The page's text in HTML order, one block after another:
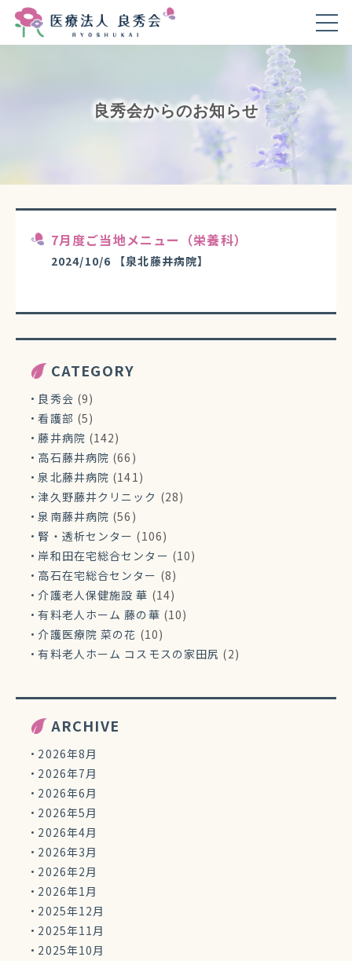
良秀会からのお知らせ
7月度ご当地メニュー（栄養科）
2024/10/6 【泉北藤井病院】
CATEGORY
良秀会 (9)
看護部 (5)
藤井病院 (142)
高石藤井病院 (66)
泉北藤井病院 (141)
津久野藤井クリニック (28)
泉南藤井病院 (56)
腎・透析センター (106)
岸和田在宅総合センター (10)
高石在宅総合センター (8)
介護老人保健施設 華 (14)
有料老人ホーム 藤の華 (10)
介護医療院 菜の花 (10)
有料老人ホーム コスモスの家田尻 (2)
ARCHIVE
2026年8月
2026年7月
2026年6月
2026年5月
2026年4月
2026年3月
2026年2月
2026年1月
2025年12月
2025年11月
2025年10月